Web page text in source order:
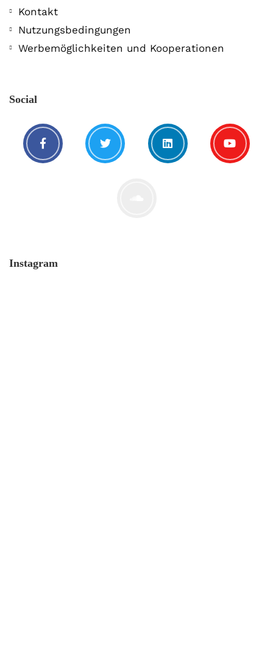
Kontakt
Nutzungsbedingungen
Werbemöglichkeiten und Kooperationen
Social
Instagram